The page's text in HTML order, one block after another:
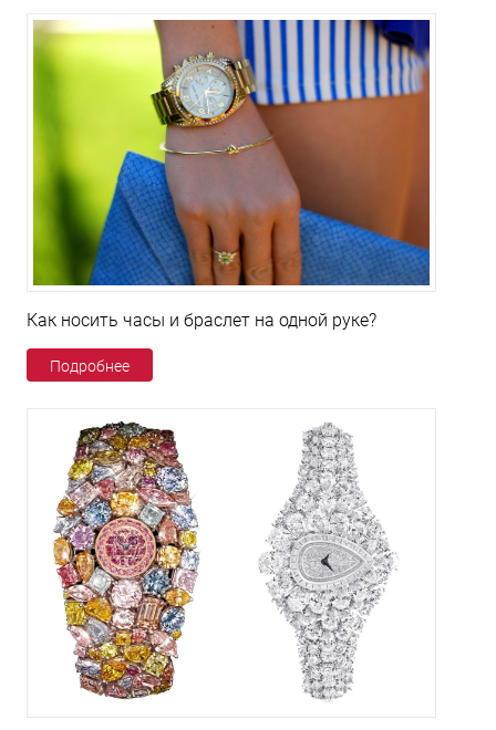
Как носить часы и браслет на одной руке?
Подробнее